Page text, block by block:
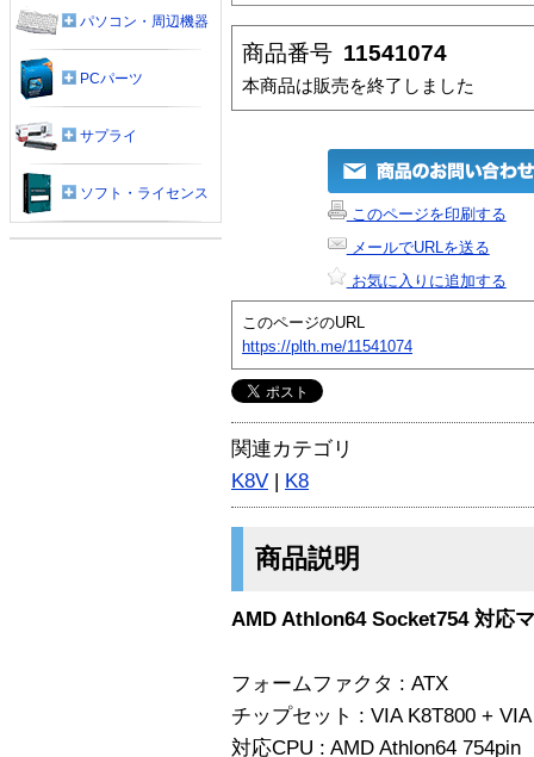
商品番号 11541074
本商品は販売を終了しました
このページを印刷する
メールでURLを送る
お気に入りに追加する
このページのURL
https://plth.me/11541074
関連カテゴリ
K8V | K8
商品説明
AMD Athlon64 Socket754 対応
フォームファクタ : ATX
チップセット : VIA K8T800 +
対応CPU : AMD Athlon64 754pin
パソコン・周辺機器
PCパーツ
サプライ
ソフト・ライセンス